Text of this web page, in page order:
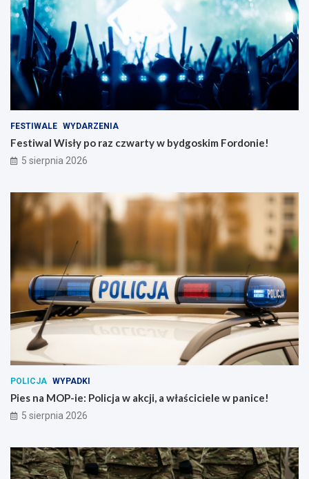
FESTIWALE WYDARZENIA
Festiwal Wisły po raz czwarty w bydgoskim Fordonie!
5 sierpnia 2026
POLICJA WYPADKI
Pies na MOP-ie: Policja w akcji, a właściciele w panice!
5 sierpnia 2026